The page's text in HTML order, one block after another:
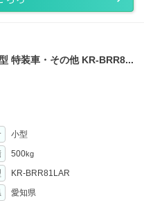
特装車・その他 KR-BRR8...
小型
500kg
KR-BRR81LAR
愛知県